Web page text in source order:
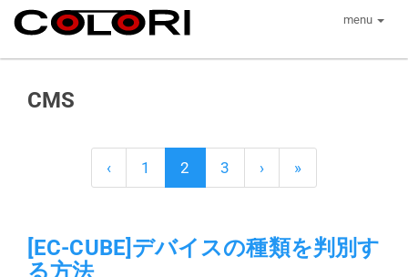
menu
CMS
‹ 1 2 3 › »
[EC-CUBE]デバイスの種類を判別す
る方法